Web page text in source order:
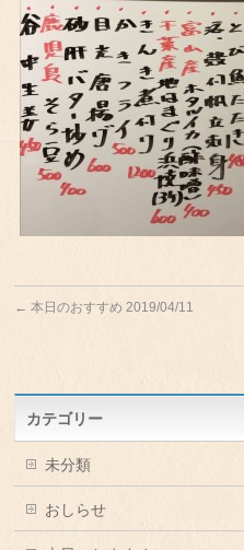
← 本日のおすすめ 2019/04/11
カテゴリー
未分類
おしらせ